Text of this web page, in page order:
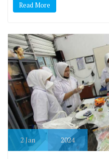
Read More
2 Jan 2024